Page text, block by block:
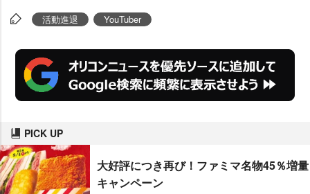
活動進退 YouTuber
PICK UP
大好評につき再び！ファミマ名物45％増量
キャンペーン